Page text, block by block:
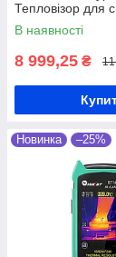
Тепловізор для
В наявності
8 999,25 ₴
Новинка –25%